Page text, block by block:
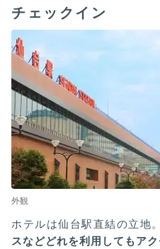
チェックイン
外観
ホテルは仙台駅直結の立地。
スなどどれを利用してもア